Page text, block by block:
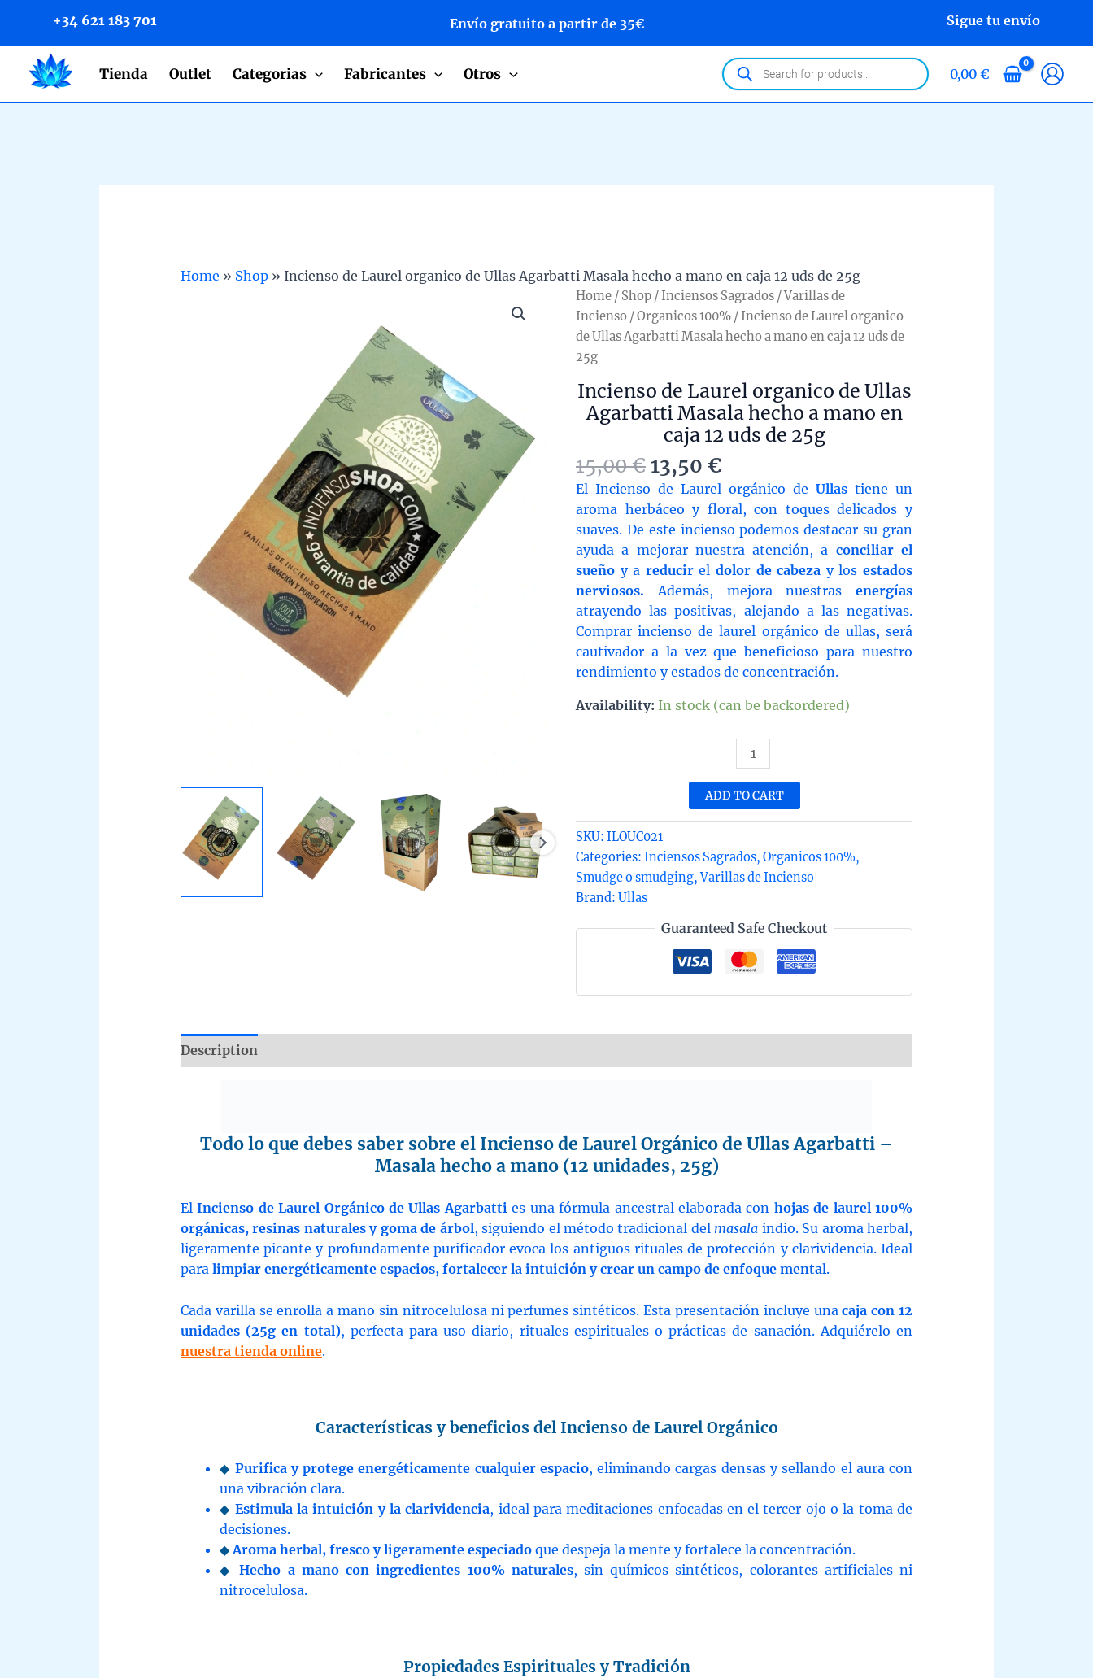
+34 621 183 701 Envío gratuito a partir de 35€ Sigue tu envío
Tienda Outlet Categorias Fabricantes Otros
Products
search
0,00 €
Home » Shop » Incienso de Laurel organico de Ullas Agarbatti Masala hecho a mano en caja 12 uds de 25g
Home / Shop / Inciensos Sagrados /Varillas de
Incienso /Organicos 100% / Incienso de Laurel organico
de Ullas Agarbatti Masala hecho a mano en caja 12 uds de
25g
Incienso de Laurel organico de Ullas
Agarbatti Masala hecho a mano en
caja 12 uds de 25g
15,00€ Original
price
was:
15,00 €.
13,50 €Current
price
is:
13,50 €.
El Incienso de Laurel orgánico de Ullas tiene un
aroma herbáceo y floral, con toques delicados y
suaves. De este incienso podemos destacar su gran
ayuda a mejorar nuestra atención, a conciliar el
sueño y a reducireldolor de cabeza y los estados
nerviosos. Además, mejora nuestras energías
atrayendo las positivas, alejando a las negativas.
Comprar incienso de laurel orgánico de ullas, será
cautivador a la vez que beneficioso para nuestro
rendimiento y estados de concentración.
Availability: In stock (can be backordered)
Incienso
Laurel
organico
Ullas
Agarbatti
a
mano
en
caja
uds
ADD TO CART
SKU: ILOUC021
Categories: Inciensos Sagrados, Organicos 100%,
Smudge o smudging,Varillas de Incienso
Brand: Ullas
Guaranteed Safe Checkout
Description
Todo lo que debes saber sobre el Incienso de Laurel Orgánico de Ullas Agarbatti –
Masala hecho a mano (12 unidades, 25g)
ElIncienso de Laurel Orgánico de Ullas Agarbatties una fórmula ancestral elaborada con hojas de laurel 100%
orgánicas, resinas naturales y goma de árbol, siguiendo el método tradicional del masala indio. Su aroma herbal,
ligeramente picante y profundamente purificador evoca los antiguos rituales de protección y clarividencia. Ideal
para limpiar energéticamente espacios, fortalecer la intuición y crear un campo de enfoque mental.
Cada varilla se enrolla a mano sin nitrocelulosa ni perfumes sintéticos. Esta presentación incluye unacaja con 12
unidades (25g en total), perfecta para uso diario, rituales espirituales o prácticas de sanación. Adquiérelo en
nuestra tienda online.
Características y beneficios del Incienso de Laurel Orgánico
◆ Purifica y protege energéticamente cualquier espacio, eliminando cargas densas y sellando el aura con
una vibración clara.
◆ Estimula la intuición y la clarividencia, ideal para meditaciones enfocadas en el tercer ojo o la toma de
decisiones.
◆ Aroma herbal, fresco y ligeramente especiado que despeja la mente y fortalece la concentración.
◆
Hecho a mano con ingredientes 100% naturales, sin químicos sintéticos, colorantes artificiales ni
nitrocelulosa.
Propiedades Espirituales y Tradición